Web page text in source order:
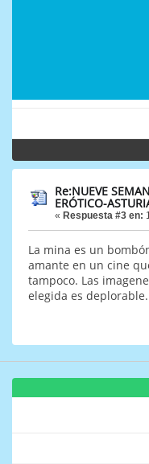
Re:NUEVE
ERÓTICO-
« Respuesta #3 en:
La mina es un
amante en un cine
tampoco. Las
elegida es deplorable.